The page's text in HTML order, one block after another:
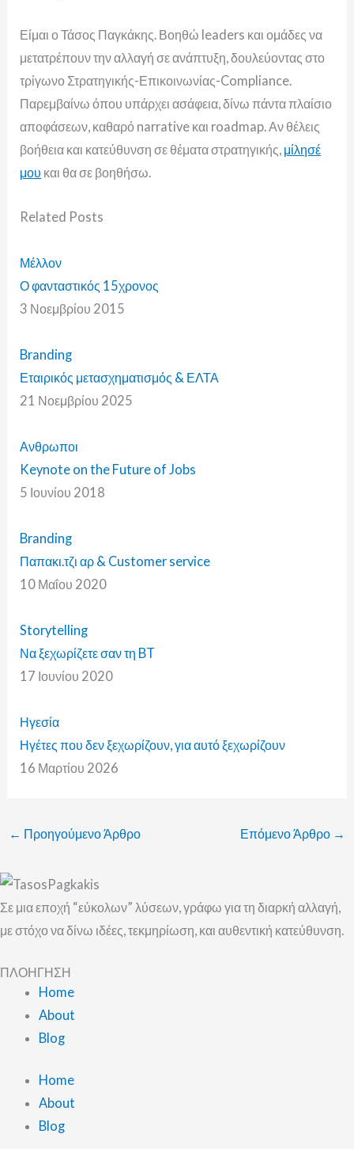
Είμαι ο Τάσος Παγκάκης. Βοηθώ leaders και ομάδες να
μετατρέπουν την αλλαγή σε ανάπτυξη, δουλεύοντας στο
τρίγωνο Στρατηγικής-Επικοινωνίας-Compliance.
Παρεμβαίνω όπου υπάρχει ασάφεια, δίνω πάντα πλαίσιο
αποφάσεων, καθαρό narrative και roadmap. Αν θέλεις
βοήθεια και κατεύθυνση σε θέματα στρατηγικής, μίλησέ
μου και θα σε βοηθήσω.
Related Posts
Μέλλον
Ο φανταστικός 15χρονος
3 Νοεμβρίου 2015
Branding
Εταιρικός μετασχηματισμός & ΕΛΤΑ
21 Νοεμβρίου 2025
Ανθρωποι
Keynote on the Future of Jobs
5 Ιουνίου 2018
Branding
Παπακι.τζι αρ & Customer service
10 Μαΐου 2020
Storytelling
Να ξεχωρίζετε σαν τη BT
17 Ιουνίου 2020
Ηγεσία
Ηγέτες που δεν ξεχωρίζουν, για αυτό ξεχωρίζουν
16 Μαρτίου 2026
← Προηγούμενο Άρθρο Επόμενο Άρθρο →
Σε μια εποχή “εύκολων” λύσεων, γράφω για τη διαρκή αλλαγή,
με στόχο να δίνω ιδέες, τεκμηρίωση, και αυθεντική κατεύθυνση.
ΠΛΟΗΓΗΣΗ
Home
About
Blog
Home
About
Blog